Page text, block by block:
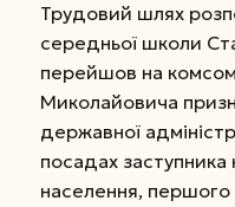
Трудовий шлях
середньої школи
перейшов на
Миколайовича
державної
посадах заступника
населення, першого